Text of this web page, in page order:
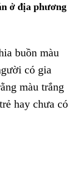
ở địa phương
buồn màu
có gia
màu trắng
hay chưa có